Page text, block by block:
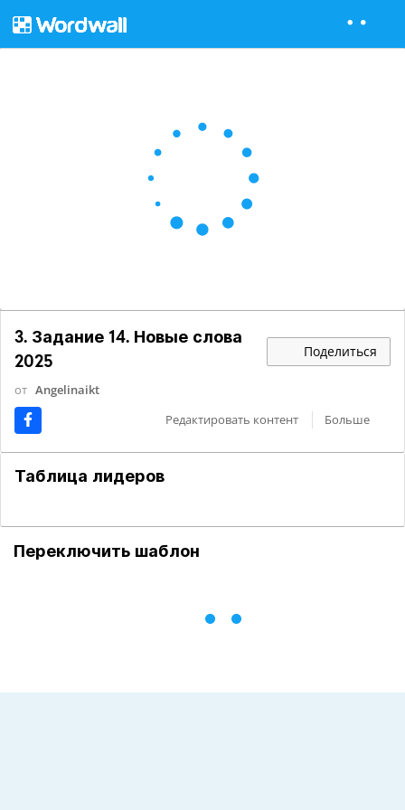
3. Задание 14. Новые слова
2025
Поделиться
от Angelinaikt
Редактировать контент
Больше
Таблица лидеров
Переключить шаблон